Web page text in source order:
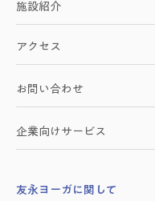
施設紹介
アクセス
お問い合わせ
​企業向けサービス
​友永ヨーガに関して